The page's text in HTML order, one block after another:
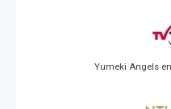
Yumeki Angels